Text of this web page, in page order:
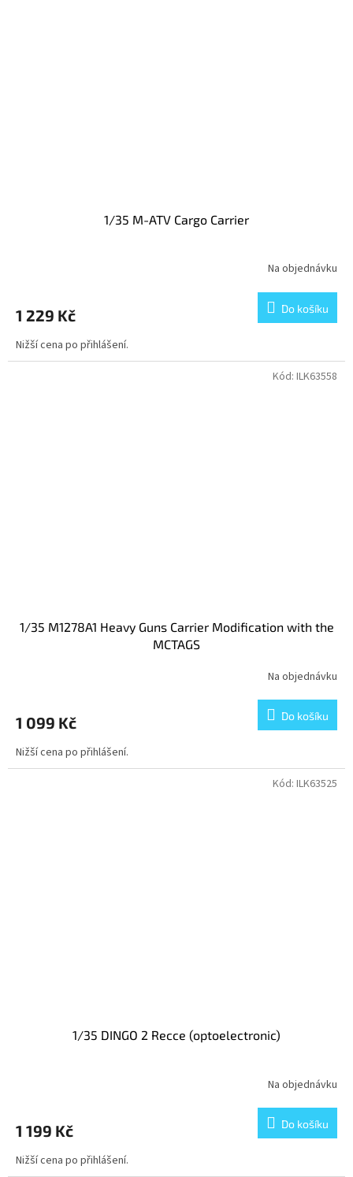
1/35 M-ATV Cargo Carrier
Na objednávku
1 229 Kč Do košíku
Nižší cena po přihlášení.
1/35 M1278A1 Heavy Guns Carrier Modification with the
MCTAGS
Na objednávku
1 099 Kč Do košíku
Nižší cena po přihlášení.
Kód: ILK63558
1/35 DINGO 2 Recce (optoelectronic)
Na objednávku
1 199 Kč Do košíku
Nižší cena po přihlášení.
Kód: ILK63525